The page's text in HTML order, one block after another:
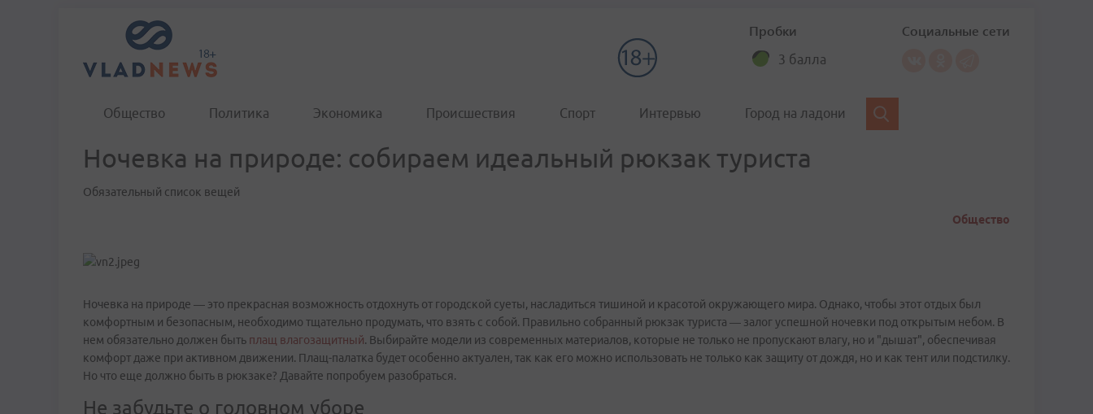
Пробки
3 балла
Социальные сети
Общество Политика Экономика Происшествия Спорт Интервью Город на ладони
Ночевка на природе: собираем идеальный рюкзак туриста
Обязательный список вещей
Общество
Ночевка на природе — это прекрасная возможность отдохнуть от городской суеты, насладиться тишиной и красотой окружающего мира. Однако, чтобы этот отдых был
комфортным и безопасным, необходимо тщательно продумать, что взять с собой. Правильно собранный рюкзак туриста — залог успешной ночевки под открытым небом. В
нем обязательно должен быть плащ влагозащитный. Выбирайте модели из современных материалов, которые не только не пропускают влагу, но и "дышат", обеспечивая
комфорт даже при активном движении. Плащ-палатка будет особенно актуален, так как его можно использовать не только как защиту от дождя, но и как тент или подстилку.
Но что еще должно быть в рюкзаке? Давайте попробуем разобраться.
Не забудьте о головном уборе